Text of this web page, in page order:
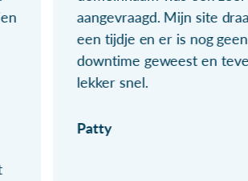
aangevraagd. Mijn site
een tijdje en er is nog geen
downtime geweest en
lekker snel.
Patty